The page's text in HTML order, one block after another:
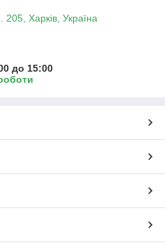
Харків, Україна
до 15:00